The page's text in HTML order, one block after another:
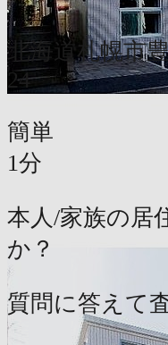
北海道札幌市
24
簡単
1分
本人/家族の居
か？
質問に答えて